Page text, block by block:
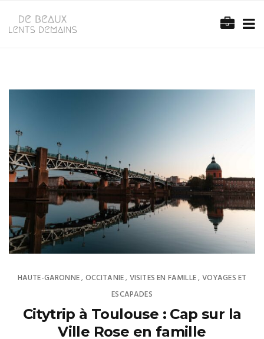
HAUTE-GARONNE, OCCITANIE, VISITES EN FAMILLE, VOYAGES ET
ESCAPADES
Citytrip à Toulouse : Cap sur la
Ville Rose en famille